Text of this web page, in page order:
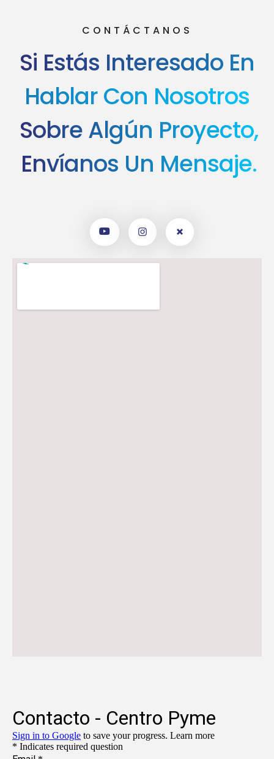
CONTÁCTANOS
Si Estás Interesado En
Hablar Con Nosotros
Sobre Algún Proyecto,
Envíanos Un Mensaje.